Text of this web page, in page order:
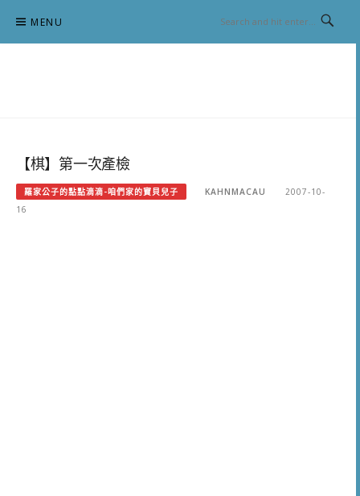
content
MENU
【棋】第一次產檢
羅家公子的點點滴滴-咱們家的寶貝兒子 KAHNMACAU
2007-10-
16